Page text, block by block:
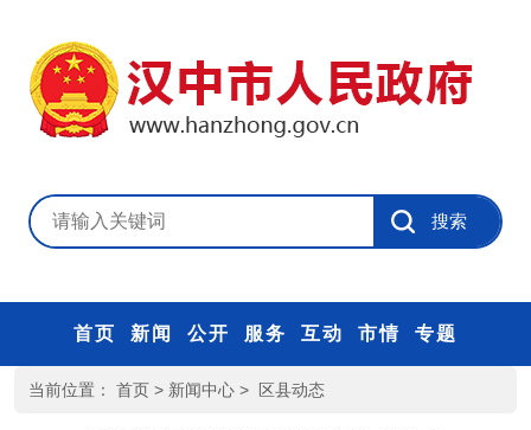
首页 新闻 公开 服务 互动 市情 专题
当前位置： 首页 > 新闻中心 > 区县动态